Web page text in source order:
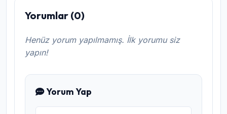
Yorumlar (0)
Henüz yorum yapılmamış. İlk yorumu siz
yapın!
Yorum Yap